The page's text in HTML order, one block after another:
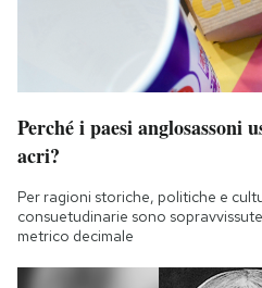
Perché i paesi anglosassoni
acri?
Per ragioni storiche, politiche e
consuetudinarie sono
metrico decimale